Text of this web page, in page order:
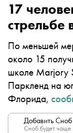
17
По меньшей
около 15
школе Marjory
Паркленд на
Флорида,
Добавить
Сноб будет чаще